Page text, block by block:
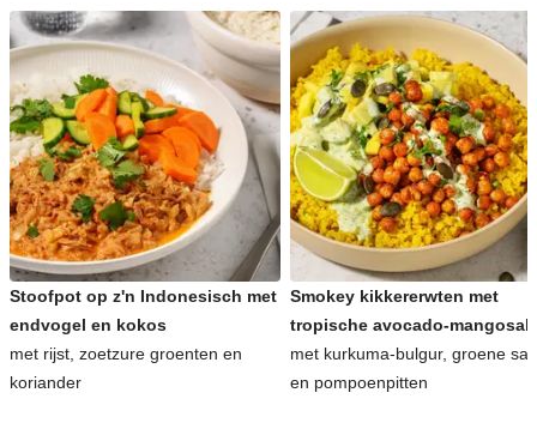
Stoofpot op z'n Indonesisch met
endvogel en kokos
met rijst, zoetzure groenten en
koriander
Smokey kikkererwten met
tropische avocado-
met kurkuma-bulgur, groene
en pompoenpitten